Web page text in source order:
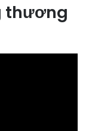
thương